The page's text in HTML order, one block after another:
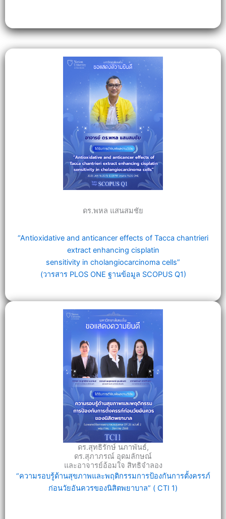
ดร.พหล แสนสมชัย
“Antioxidative and anticancer effects of Tacca chantrieri
extract enhancing cisplatin
sensitivity in cholangiocarcinoma cells”
(วารสาร PLOS ONE ฐานข้อมูล SCOPUS Q1)
ดร.สุทธิรักษ์ นภาพันธ์,
ดร.สุภาภรณ์ อุดมลักษณ์
และอาจารย์อ้อมใจ สิทธิจำลอง
“ความรอบรู้ด้านสุขภาพและพฤติกรรมการป้องกันการตั้งครรภ์
ก่อนวัยอันควรของนิสิตพยาบาล” ( CTI 1)